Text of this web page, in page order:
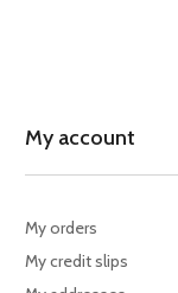
My account
My orders
My credit slips